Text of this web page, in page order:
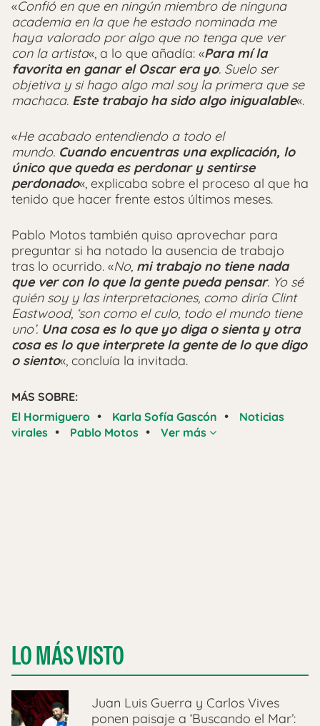
«Confió en que en ningún miembro de ninguna
academia en la que he estado nominada me
haya valorado por algo que no tenga que ver
con la artista«, a lo que añadía: «Para mí la
favorita en ganar el Oscar era yo. Suelo ser
objetiva y si hago algo mal soy la primera que se
machaca. Este trabajo ha sido algo inigualable«.
«He acabado entendiendo a todo el
mundo. Cuando encuentras una explicación, lo
único que queda es perdonar y sentirse
perdonado«, explicaba sobre el proceso al que ha
tenido que hacer frente estos últimos meses.
Pablo Motos también quiso aprovechar para
preguntar si ha notado la ausencia de trabajo
tras lo ocurrido. «No, mi trabajo no tiene nada
que ver con lo que la gente pueda pensar. Yo sé
quién soy y las interpretaciones, como diría Clint
Eastwood, ‘son como el culo, todo el mundo tiene
uno’. Una cosa es lo que yo diga o sienta y otra
cosa es lo que interprete la gente de lo que digo
o siento«, concluía la invitada.
MÁS SOBRE:
El Hormiguero • Karla Sofía Gascón •
Noticias
virales • Pablo Motos • Ver más
LO MÁS VISTO
Juan Luis Guerra y Carlos Vives
ponen paisaje a ‘Buscando el Mar’: